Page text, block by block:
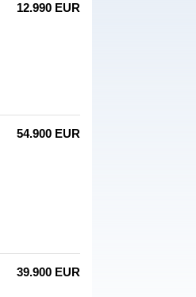
12.990 EUR
54.900 EUR
39.900 EUR